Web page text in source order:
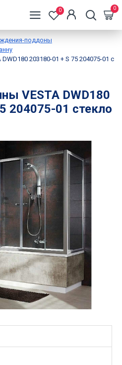
0 0
поддоны
203180-01 + S 75 204075-01 с
VESTA DWD180
204075-01 стекло